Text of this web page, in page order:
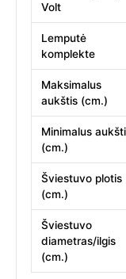
Volt
Lemputė
komplekte
Maksimalus
aukštis (cm.)
Minimalus
(cm.)
Šviestuvo plotis
(cm.)
Šviestuvo
diametras/ilgis
(cm.)